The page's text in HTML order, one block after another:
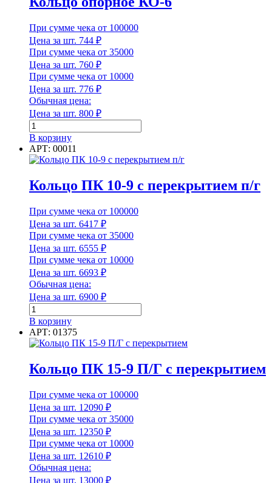
Плотность
Покрытие обратной стороны
Покрытие обратной стороны
Полезная ширина
Порода древесины
Порода древесины
Производительность
Производительность
Рабочее давление
Рабочее давление
При сумме чека от 100000
Цена за шт. 744 ₽
При сумме чека от 35000
Цена за шт. 760 ₽
При сумме чека от 10000
Цена за шт. 776 ₽
Обычная цена:
Цена за шт. 800 ₽
Количество
товара
Кольцо
опорное
В корзину
АРТ: 00011
Кольцо ПК 10-9 с перекрытием п/г
При сумме чека от 100000
Цена за шт. 6417 ₽
При сумме чека от 35000
Цена за шт. 6555 ₽
При сумме чека от 10000
Цена за шт. 6693 ₽
Обычная цена:
Цена за шт. 6900 ₽
Количество
товара
Кольцо
ПК
9
с
п/
г
В корзину
АРТ: 01375
Кольцо ПК 15-9 П/Г с перекрытием
При сумме чека от 100000
Цена за шт. 12090 ₽
При сумме чека от 35000
Цена за шт. 12350 ₽
При сумме чека от 10000
Цена за шт. 12610 ₽
Обычная цена:
Цена за шт. 13000 ₽